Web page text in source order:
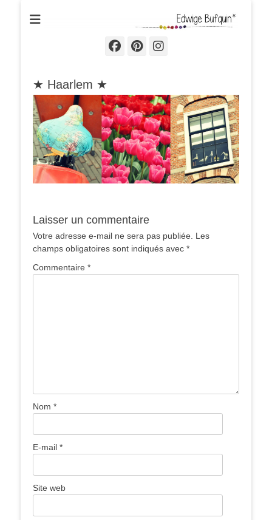
Edwige Bufquin
Facebook
Pinterest
Instagram
★ Haarlem ★
Laisser un commentaire
Votre adresse e-mail ne sera pas publiée.
Les
champs obligatoires sont indiqués avec *
Commentaire *
Nom *
E-mail *
Site web